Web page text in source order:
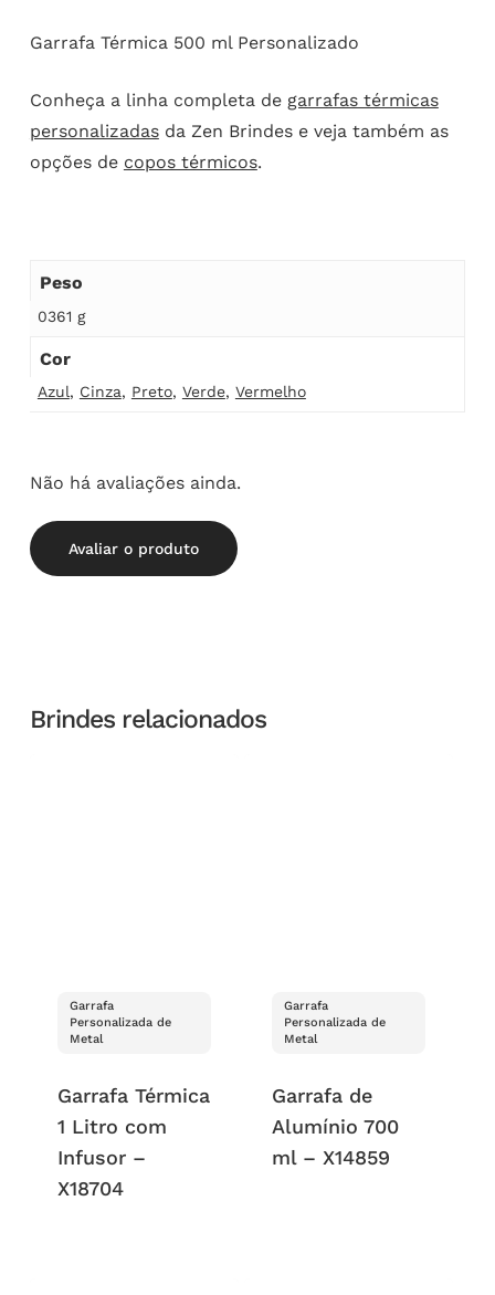
Garrafa Térmica 500 ml Personalizado
Conheça a linha completa de garrafas térmicas
personalizadasda Zen Brindes e veja também as
opções de copos térmicos.
Peso
0361 g
Cor
Azul, Cinza, Preto, Verde, Vermelho
Não há avaliações ainda.
Avaliar o produto
Brindes relacionados
Garrafa
Personalizada de
Metal
Garrafa Térmica
1 Litro com
Infusor –
X18704
Garrafa
Personalizada de
Metal
Garrafa de
Alumínio 700
ml – X14859